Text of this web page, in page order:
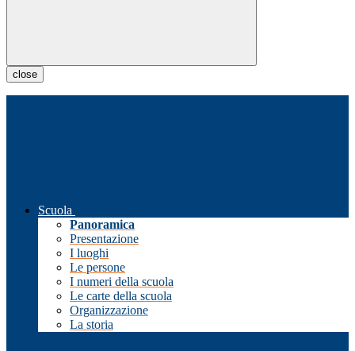
close
Scuola
Panoramica
Presentazione
I luoghi
Le persone
I numeri della scuola
Le carte della scuola
Organizzazione
La storia